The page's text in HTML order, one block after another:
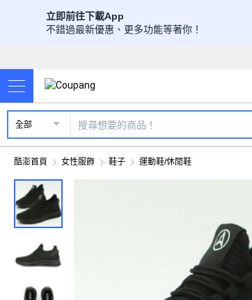
立即前往下載App
不錯過最新優惠、更多功能等著你！
全部
酷澎首頁 女性服飾 鞋子 運動鞋/休閒鞋